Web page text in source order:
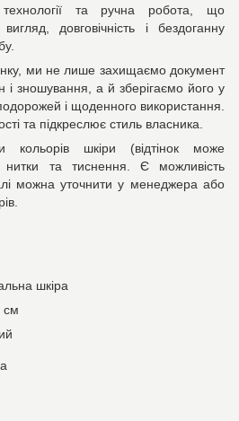
технології та ручна робота, що
довговічність і бездоганну
ми не лише захищаємо документ
і зношування, а й зберігаємо його у
і щоденного використання.
та підкреслює стиль власника.
кольорів шкіри (відтінок може
нитки та тиснення. Є можливість
можна уточнити у менеджера або
шкіра
см